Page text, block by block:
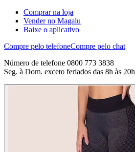
Comprar na loja
Vender no Magalu
Baixe o aplicativo
Compre pelo telefoneCompre pelo chat
Número de telefone 0800 773 3838
Seg. à Dom. exceto feriados das 8h às 20h